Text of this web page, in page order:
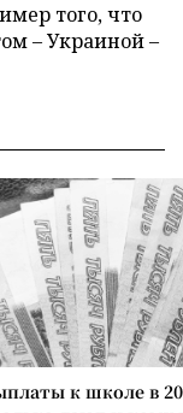
того, что
– Украиной –
к школе в